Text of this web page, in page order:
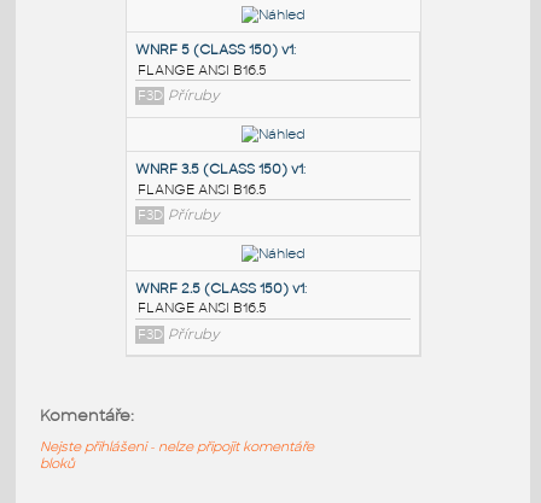
PODOBNÉ BLOKY
SORF 1.5 (CLASS 150):
FLANGE ANSI B16.5
F3D Příruby
WNRF 5 (CLASS 150) v1
FLANGE ANSI B16.5
F3D Příruby
Příruby
Komentáře:
Nejste přihlášeni - nelze připojit komentáře
bloků